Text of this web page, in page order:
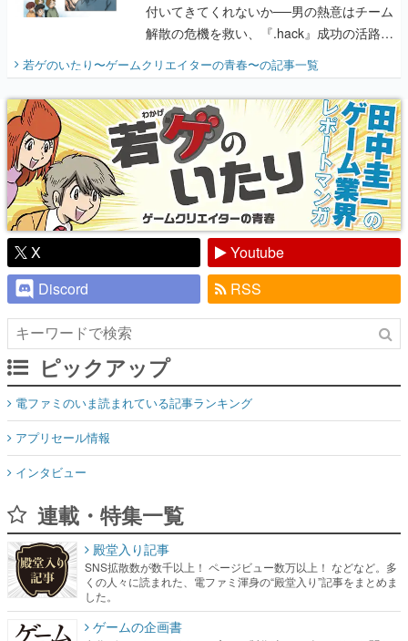
付いてきてくれないか──男の熱意はチーム
解散の危機を救い、『.hack』成功の活路を
『少年ジャンプ』色だった【若ゲのいた
り】
若ゲのいたり〜ゲームクリエイターの青春〜の記事一覧
X
Youtube
Discord
RSS
ピックアップ
電ファミのいま読まれている記事ランキング
アプリセール情報
インタビュー
連載・特集一覧
殿堂入り記事
SNS拡散数が数千以上！ ページビュー数万以上！ などなど。多
くの人々に読まれた、電ファミ渾身の“殿堂入り”記事をまとめま
した。
ゲームの企画書